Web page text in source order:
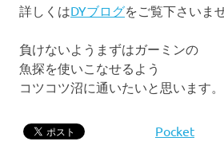
詳しくはDYブログをご覧下さいませ
負けないようまずはガーミンの
魚探を使いこなせるよう
コツコツ沼に通いたいと思います。
Pocket